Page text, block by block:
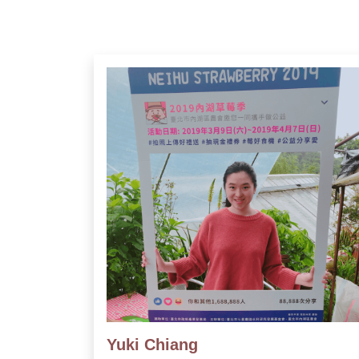
Yuki Chiang